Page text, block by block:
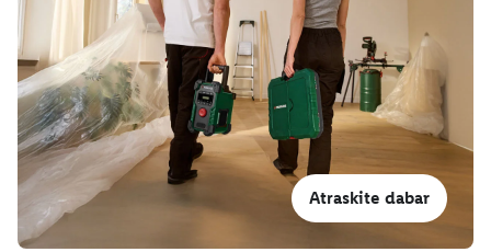
Atraskite dabar